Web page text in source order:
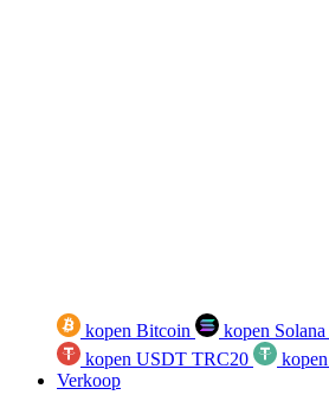
kopen Bitcoin kopen Solana
kopen USDT TRC20
Verkoop